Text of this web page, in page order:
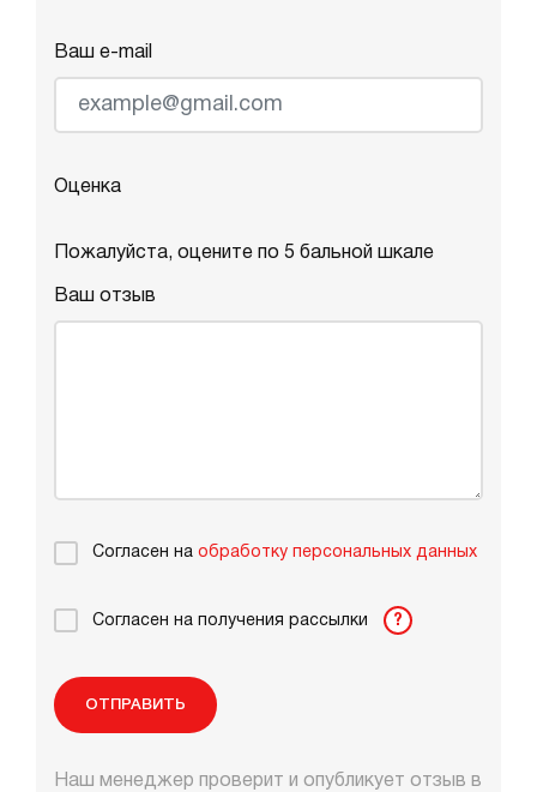
Ваш e-mail
Оценка
Пожалуйста, оцените по 5 бальной шкале
Ваш отзыв
Согласен на обработку персональных данных
Согласен на получения рассылки ?
ОТПРАВИТЬ
Наш менеджер проверит и опубликует отзыв в